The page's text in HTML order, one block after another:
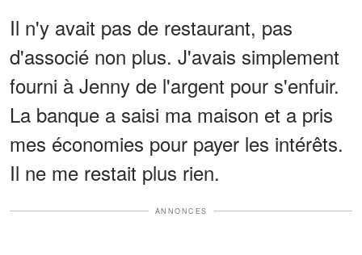
Il n'y avait pas de restaurant, pas
d'associé non plus. J'avais simplement
fourni à Jenny de l'argent pour s'enfuir.
La banque a saisi ma maison et a pris
mes économies pour payer les intérêts.
Il ne me restait plus rien.
ANNONCES